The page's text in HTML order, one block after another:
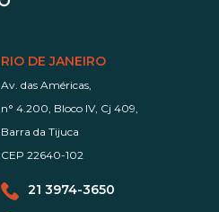
RIO DE JANEIRO
Av. das Américas,
n° 4.200, Bloco IV, Cj 409,
Barra da Tijuca
CEP 22640-102
21 3974-3650